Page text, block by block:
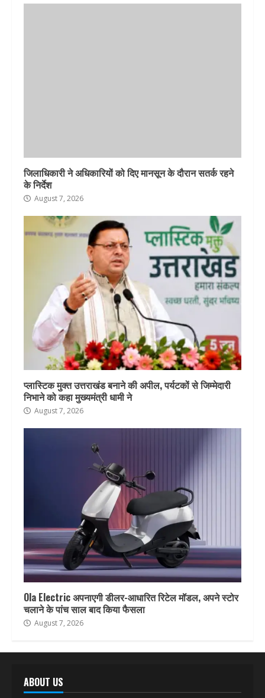
जिलाधिकारी ने अधिकारियों को दिए मानसून के दौरान सतर्क रहने
के निर्देश
August 7, 2026
प्लास्टिक मुक्त उत्तराखंड बनाने की अपील, पर्यटकों से जिम्मेदारी
निभाने को कहा मुख्यमंत्री धामी ने
August 7, 2026
Ola Electric अपनाएगी डीलर-आधारित रिटेल मॉडल, अपने स्टोर
चलाने के पांच साल बाद किया फैसला
August 7, 2026
ABOUT US